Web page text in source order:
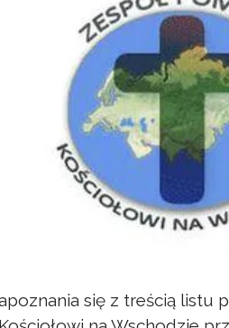
się z treścią listu